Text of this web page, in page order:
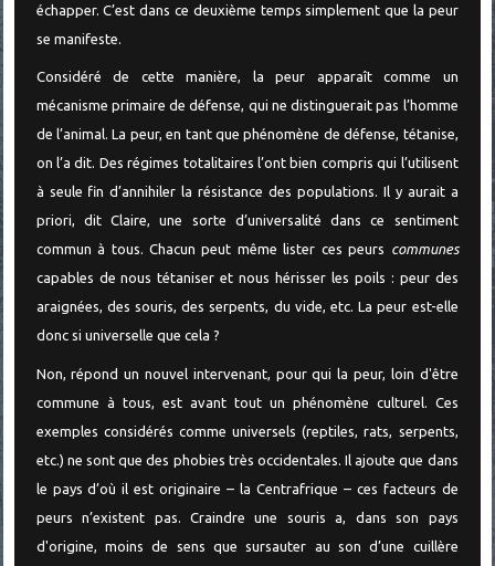
échapper. C’est dans ce deuxième temps simplement que la peur
se manifeste.
Considéré de cette manière, la peur apparaît comme un
mécanisme primaire de défense, qui ne distinguerait pas l’homme
de l’animal. La peur, en tant que phénomène de défense, tétanise,
on l’a dit. Des régimes totalitaires l’ont bien compris qui l’utilisent
à seule fin d’annihiler la résistance des populations. Il y aurait a
priori, dit Claire, une sorte d’universalité dans ce sentiment
commun à tous. Chacun peut même lister ces peurs communes
capables de nous tétaniser et nous hérisser les poils : peur des
araignées, des souris, des serpents, du vide, etc. La peur est-elle
donc si universelle que cela ?
Non, répond un nouvel intervenant, pour qui la peur, loin d'être
commune à tous, est avant tout un phénomène culturel. Ces
exemples considérés comme universels (reptiles, rats, serpents,
etc.) ne sont que des phobies très occidentales. Il ajoute que dans
le pays d’où il est originaire – la Centrafrique – ces facteurs de
peurs n’existent pas. Craindre une souris a, dans son pays
d'origine, moins de sens que sursauter au son d’une cuillère